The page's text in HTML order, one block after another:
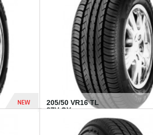
837 Dhs
NEW
205/50 VR16 TL
87V GY...